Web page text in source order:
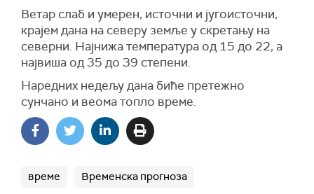
Ветар слаб и умерен, источни и југоисточни,
крајем дана на северу земље у скретању на
северни. Најнижа температура од 15 до 22, а
највиша од 35 до 39 степени.
Наредних недељу дана биће претежно
сунчано и веома топло време.
време Временска прогноза